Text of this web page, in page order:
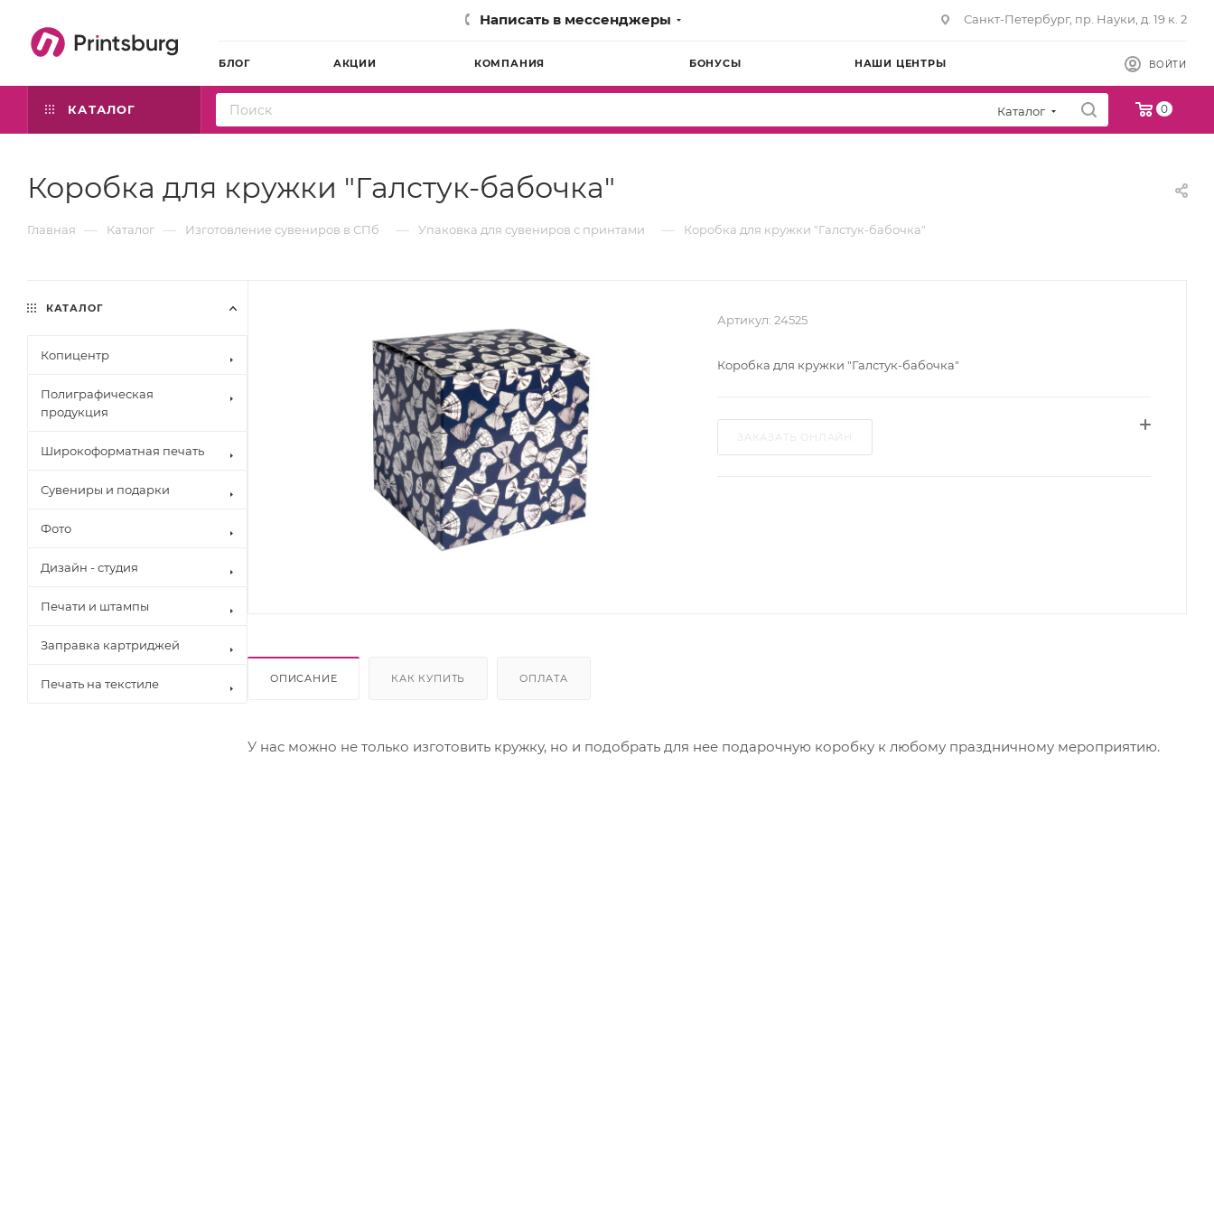
Написать в мессенджеры Санкт-Петербург, пр. Науки, д. 19 к. 2
БЛОГ АКЦИИ КОМПАНИЯ БОНУСЫ НАШИ ЦЕНТРЫ ВОЙТИ
КАТАЛОГ Каталог 0
Коробка для кружки "Галстук-бабочка"
Главная — Каталог — Изготовление сувениров в СПб — Упаковка для сувениров с принтами — Коробка для кружки "Галстук-бабочка"
Артикул: 24525
Коробка для кружки "Галстук-бабочка"
ЗАКАЗАТЬ ОНЛАЙН
ОПИСАНИЕ КАК КУПИТЬ ОПЛАТА
У нас можно не только изготовить кружку, но и подобрать для нее подарочную коробку к любому праздничному мероприятию.
КАТАЛОГ
Копицентр
Полиграфическая
продукция
Моно
Широкоформатная печать
Сувениры и подарки
Фото
Дизайн - студия
Печати и штампы
Заправка картриджей
Epson
Печать на текстиле